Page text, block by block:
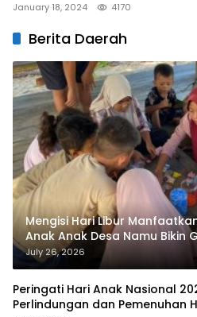
January 18, 2024 4170
Berita Daerah
Mengisi Hari Libur
Anak Anak Desa Namu Bikin
Bernilai Ekonomi
July 26, 2026
Peringati Hari Anak Nasional
Perlindungan dan Pemenuhan